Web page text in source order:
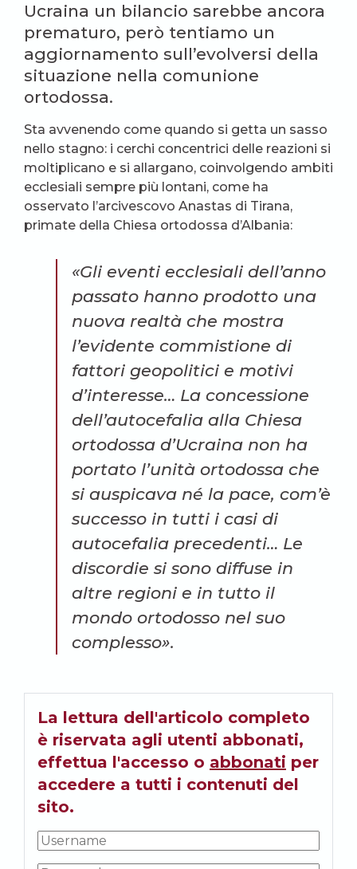
Ucraina un bilancio sarebbe ancora
prematuro, però tentiamo un
aggiornamento sull’evolversi della
situazione nella comunione
ortodossa.
Sta avvenendo come quando si getta un sasso
nello stagno: i cerchi concentrici delle reazioni si
moltiplicano e si allargano, coinvolgendo ambiti
ecclesiali sempre più lontani, come ha
osservato l’arcivescovo Anastas di Tirana,
primate della Chiesa ortodossa d’Albania:
«Gli eventi ecclesiali dell’anno
passato hanno prodotto una
nuova realtà che mostra
l’evidente commistione di
fattori geopolitici e motivi
d’interesse… La concessione
dell’autocefalia alla Chiesa
ortodossa d’Ucraina non ha
portato l’unità ortodossa che
si auspicava né la pace, com’è
successo in tutti i casi di
autocefalia precedenti… Le
discordie si sono diffuse in
altre regioni e in tutto il
mondo ortodosso nel suo
complesso».
La lettura dell'articolo completo
è riservata agli utenti abbonati,
effettua l'accesso o abbonati per
accedere a tutti i contenuti del
sito.